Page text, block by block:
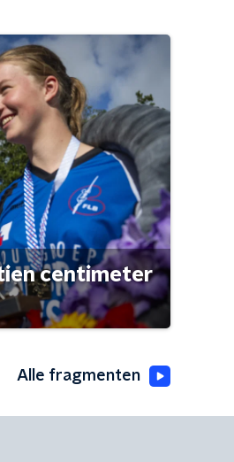
centimeter
Alle fragmenten